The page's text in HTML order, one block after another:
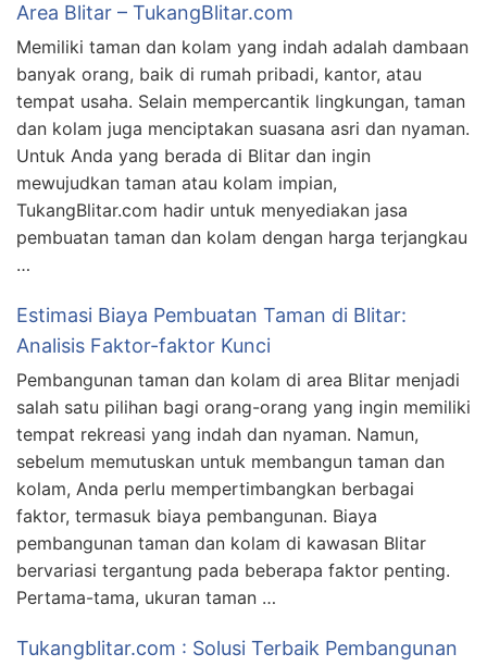
Area Blitar – TukangBlitar.com
Memiliki taman dan kolam yang indah adalah dambaan
banyak orang, baik di rumah pribadi, kantor, atau
tempat usaha. Selain mempercantik lingkungan, taman
dan kolam juga menciptakan suasana asri dan nyaman.
Untuk Anda yang berada di Blitar dan ingin
mewujudkan taman atau kolam impian,
TukangBlitar.com hadir untuk menyediakan jasa
pembuatan taman dan kolam dengan harga terjangkau
…
Estimasi Biaya Pembuatan Taman di Blitar:
Analisis Faktor-faktor Kunci
Pembangunan taman dan kolam di area Blitar menjadi
salah satu pilihan bagi orang-orang yang ingin memiliki
tempat rekreasi yang indah dan nyaman. Namun,
sebelum memutuskan untuk membangun taman dan
kolam, Anda perlu mempertimbangkan berbagai
faktor, termasuk biaya pembangunan. Biaya
pembangunan taman dan kolam di kawasan Blitar
bervariasi tergantung pada beberapa faktor penting.
Pertama-tama, ukuran taman …
Tukangblitar.com : Solusi Terbaik Pembangunan